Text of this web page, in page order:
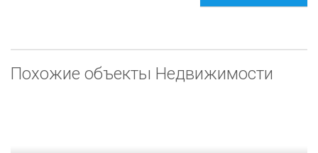
Похожие объекты Недвижимости